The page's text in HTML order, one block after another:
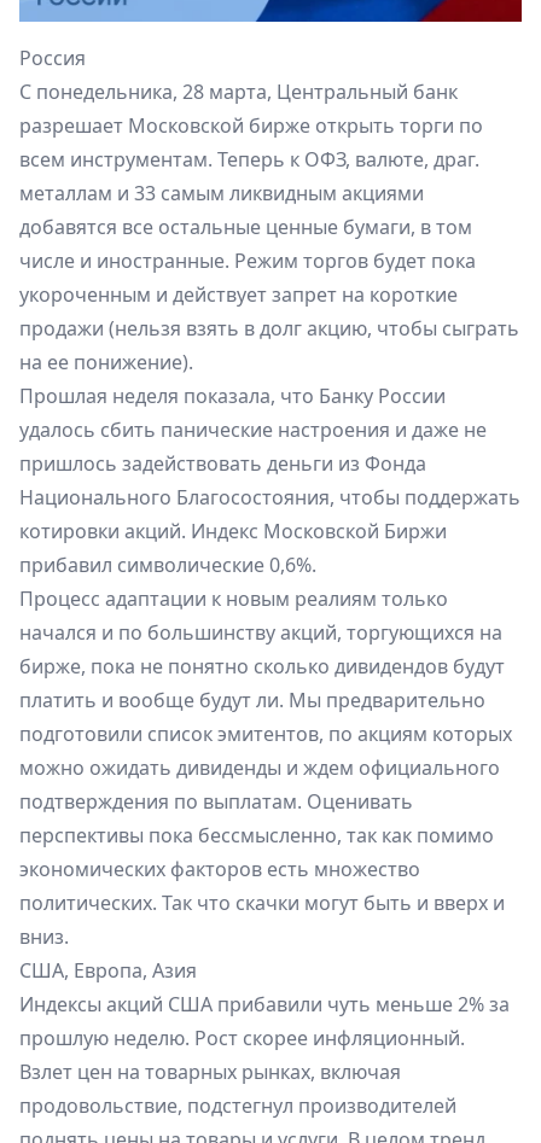
Россия
С понедельника, 28 марта, Центральный банк
разрешает Московской бирже открыть торги по
всем инструментам. Теперь к ОФЗ, валюте, драг.
металлам и 33 самым ликвидным акциями
добавятся все остальные ценные бумаги, в том
числе и иностранные. Режим торгов будет пока
укороченным и действует запрет на короткие
продажи (нельзя взять в долг акцию, чтобы сыграть
на ее понижение).
Прошлая неделя показала, что Банку России
удалось сбить панические настроения и даже не
пришлось задействовать деньги из Фонда
Национального Благосостояния, чтобы поддержать
котировки акций. Индекс Московской Биржи
прибавил символические 0,6%.
Процесс адаптации к новым реалиям только
начался и по большинству акций, торгующихся на
бирже, пока не понятно сколько дивидендов будут
платить и вообще будут ли. Мы предварительно
подготовили список эмитентов, по акциям которых
можно ожидать дивиденды и ждем официального
подтверждения по выплатам. Оценивать
перспективы пока бессмысленно, так как помимо
экономических факторов есть множество
политических. Так что скачки могут быть и вверх и
вниз.
США, Европа, Азия
Индексы акций США прибавили чуть меньше 2% за
прошлую неделю. Рост скорее инфляционный.
Взлет цен на товарных рынках, включая
продовольствие, подстегнул производителей